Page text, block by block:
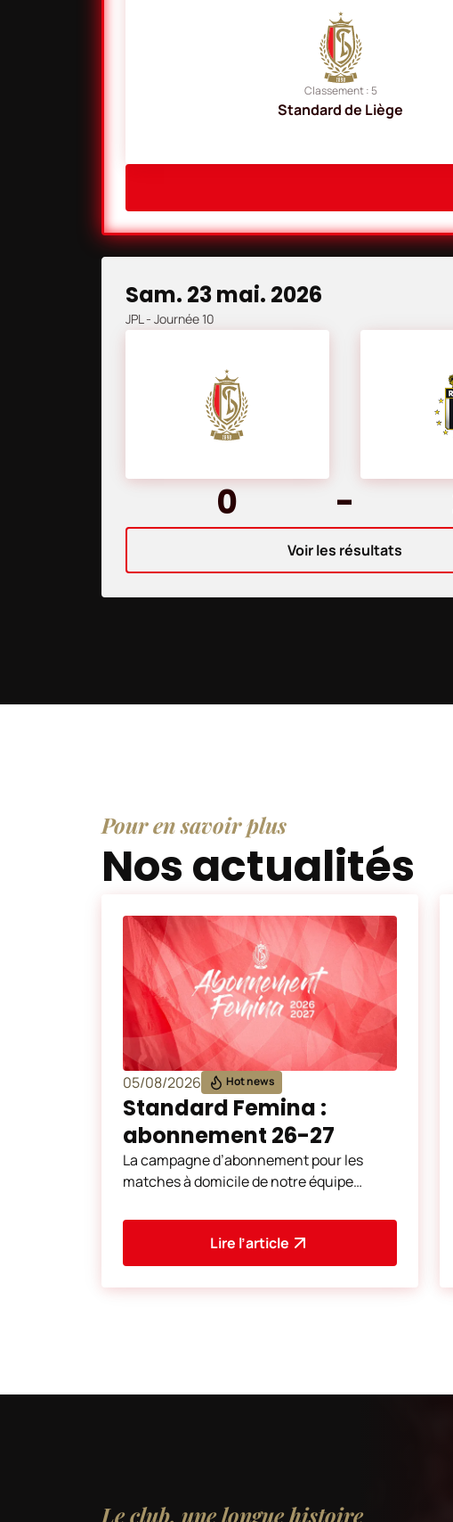
sam. 23 mai. 2026
JPL- Journée 10
0 -
Voir les résultats
Classement : 5
Standard de Liège
Pour en savoir plus
Nos actualités
05/08/2026 Hot news
Standard Femina :
abonnement 26-27
La campagne d’abonnement pour les
matches à domicile de notre équipe
Vous pouvez vous abonner d
Lire l’article
Le club, une longue histoire